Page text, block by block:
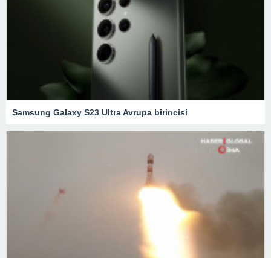
Samsung Galaxy S23 Ultra Avrupa birincisi